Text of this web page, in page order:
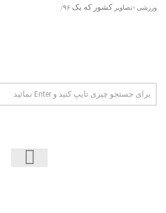
ورزشی +تصاویر کشور که یک ۹۶/